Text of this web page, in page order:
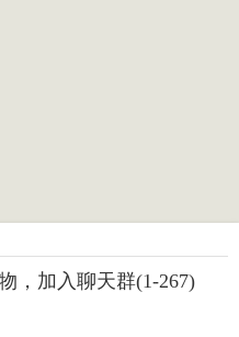
，加入聊天群(1-267)